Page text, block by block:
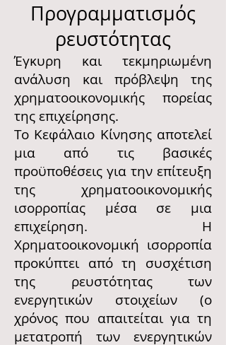
Προγραμματισμός
ρευστότητας
Έγκυρη και τεκμηριωμένη
ανάλυση και πρόβλεψη της
χρηματοοικονομικής πορείας
της επιχείρησης.
Το Κεφάλαιο Κίνησης αποτελεί
μια από τις βασικές
προϋποθέσεις για την επίτευξη
της χρηματοοικονομικής
ισορροπίας μέσα σε μια
επιχείρηση. Η
Χρηματοοικονομική ισορροπία
προκύπτει από τη συσχέτιση
της ρευστότητας των
ενεργητικών στοιχείων (ο
χρόνος που απαιτείται για τη
μετατροπή των ενεργητικών